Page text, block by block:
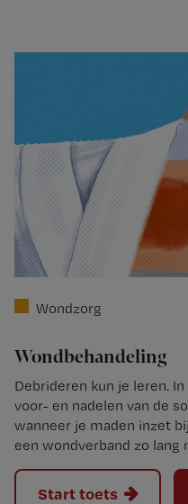
Wondzorg
Wondbehandeling
Debrideren kun je leren.
voor- en nadelen van de
wanneer je maden inzet
een wondverband zo lang
Start toets